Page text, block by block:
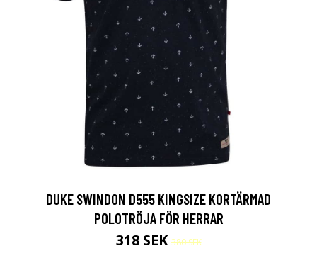
DUKE SWINDON D555 KINGSIZE KORTÄRMAD
POLOTRÖJA FÖR HERRAR
318 SEK380 SEK